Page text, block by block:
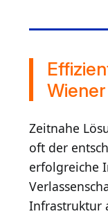
Zeitnahe
oft der
erfolgreiche
Infrastruktur